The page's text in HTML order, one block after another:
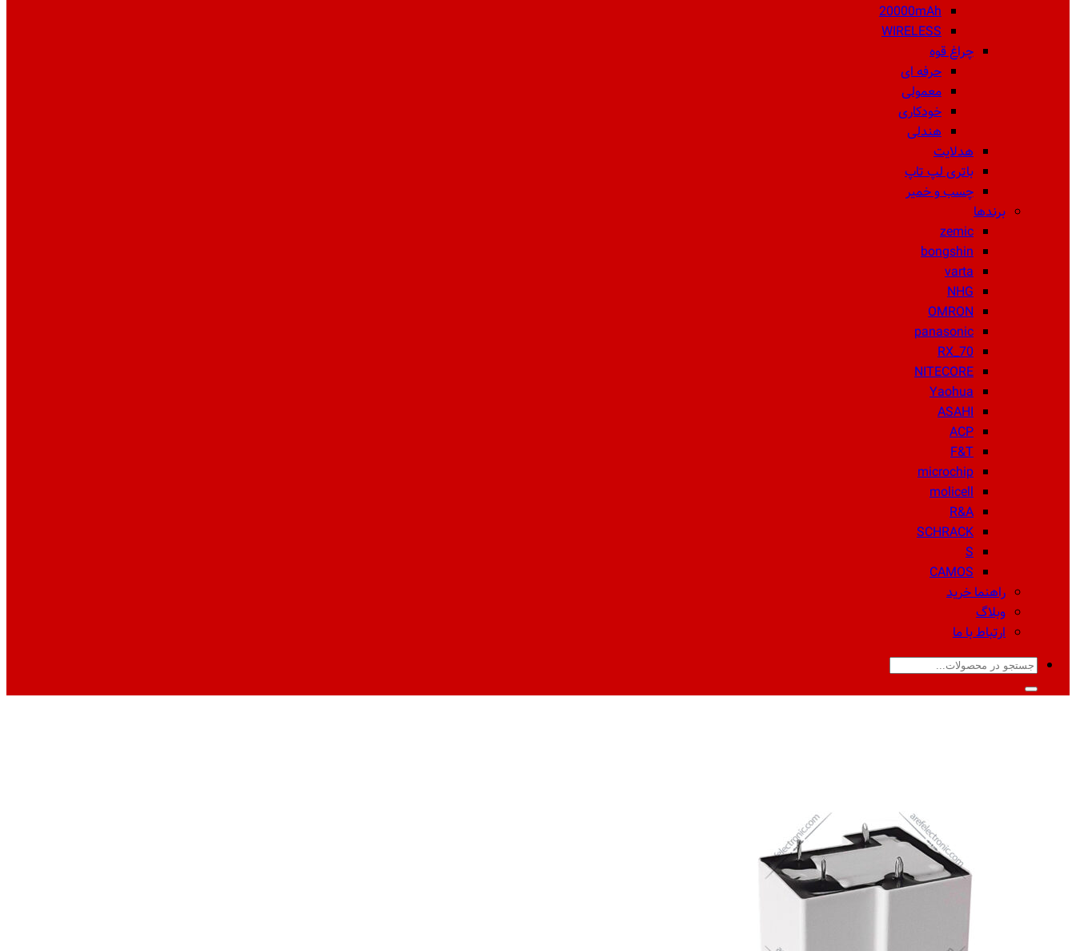
20000mAh
WIRELESS
چراغ قوه
حرفه ای
معمولی
خودکاری
هندلی
هدلایت
باتری لپ تاپ
چسب و خمیر
برندها
zemic
bongshin
varta
NHG
OMRON
panasonic
RX_70
NITECORE
Yaohua
ASAHI
ACP
F&T
microchip
molicell
R&A
SCHRACK
S
CAMOS
راهنما خرید
وبلاگ
ارتباط با ما
جستجو
برای: